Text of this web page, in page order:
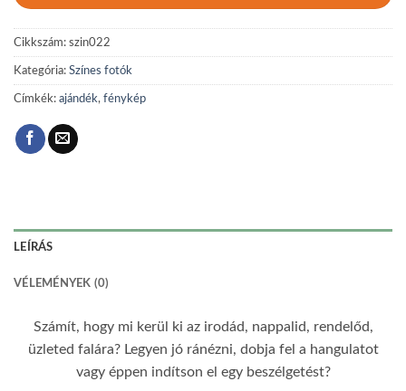
Cikkszám: szin022
Kategória: Színes fotók
Címkék: ajándék, fénykép
LEÍRÁS
VÉLEMÉNYEK (0)
Számít, hogy mi kerül ki az irodád, nappalid, rendelőd,
üzleted falára? Legyen jó ránézni, dobja fel a hangulatot
vagy éppen indítson el egy beszélgetést?